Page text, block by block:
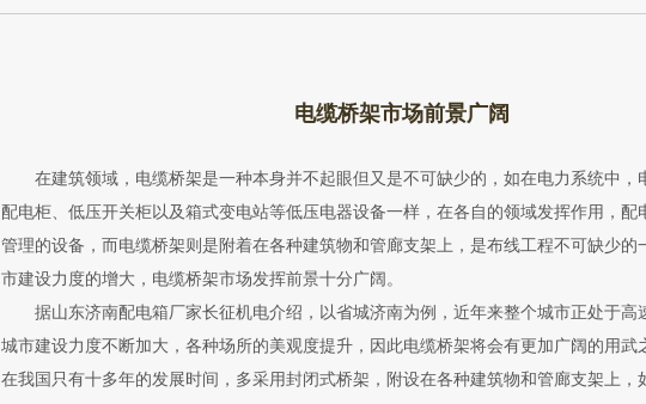
电缆桥架市场前景广阔
在建筑领域，电缆桥架是一种本身并不起眼但又是不可缺少的，如在电力系统中，
配电柜、低压开关柜以及箱式变电站等低压电器设备一样，在各自的领域发挥作用，配
管理的设备，而电缆桥架则是附着在各种建筑物和管廊支架上，是布线工程不可缺少的
市建设力度的增大，电缆桥架市场发挥前景十分广阔。
据山东济南配电箱厂家长征机电介绍，以省城济南为例，近年来整个城市正处于高
城市建设力度不断加大，各种场所的美观度提升，因此电缆桥架将会有更加广阔的用武
在我国只有十多年的发展时间，多采用封闭式桥架，附设在各种建筑物和管廊支架上，